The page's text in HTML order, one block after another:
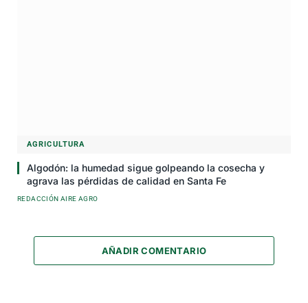
AGRICULTURA
Algodón: la humedad sigue golpeando la cosecha y
agrava las pérdidas de calidad en Santa Fe
REDACCIÓN AIRE AGRO
AÑADIR COMENTARIO